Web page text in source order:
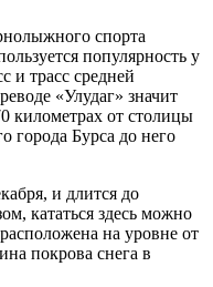
спорта
популярность у
и трасс средней
«Улудаг» значит
километрах от столицы
города Бурса до него
и длится до
кататься здесь можно
на уровне от
покрова снега в